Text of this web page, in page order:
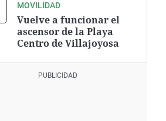
MOVILIDAD
Vuelve a funcionar el
ascensor de la Playa
Centro de Villajoyosa